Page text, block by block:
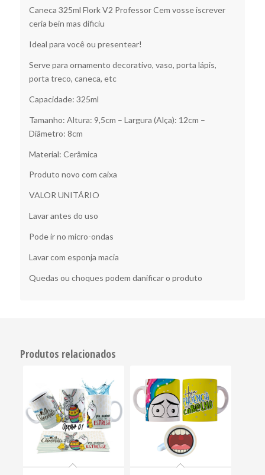
Caneca 325ml Flork V2 Professor Cem vosse iscrever
ceria bein mas dificiu
Ideal para você ou presentear!
Serve para ornamento decorativo, vaso, porta lápis,
porta treco, caneca, etc
Capacidade: 325ml
Tamanho: Altura: 9,5cm – Largura (Alça): 12cm –
Diâmetro: 8cm
Material: Cerâmica
Produto novo com caixa
VALOR UNITÁRIO
Lavar antes do uso
Pode ir no micro-ondas
Lavar com esponja macia
Quedas ou choques podem danificar o produto
Produtos relacionados